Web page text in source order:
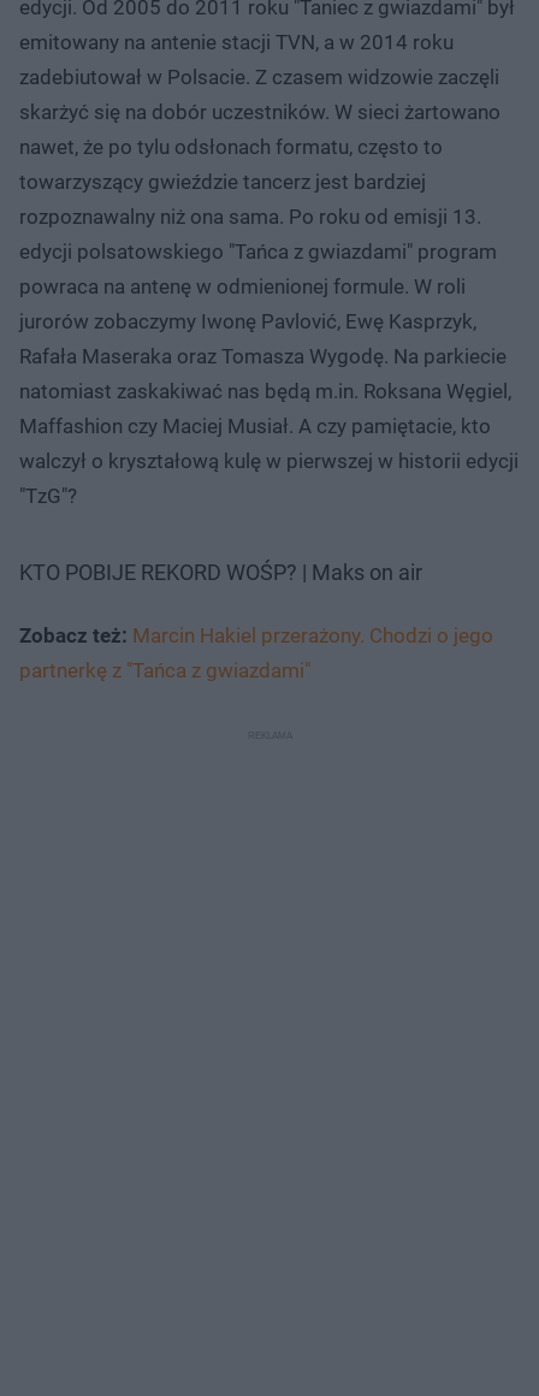
edycji. Od 2005 do 2011 roku "Taniec z gwiazdami" był
emitowany na antenie stacji TVN, a w 2014 roku
zadebiutował w Polsacie. Z czasem widzowie zaczęli
skarżyć się na dobór uczestników. W sieci żartowano
nawet, że po tylu odsłonach formatu, często to
towarzyszący gwieździe tancerz jest bardziej
rozpoznawalny niż ona sama. Po roku od emisji 13.
edycji polsatowskiego "Tańca z gwiazdami" program
powraca na antenę w odmienionej formule. W roli
jurorów zobaczymy Iwonę Pavlović, Ewę Kasprzyk,
Rafała Maseraka oraz Tomasza Wygodę. Na parkiecie
natomiast zaskakiwać nas będą m.in. Roksana Węgiel,
Maffashion czy Maciej Musiał. A czy pamiętacie, kto
walczył o kryształową kulę w pierwszej w historii edycji
"TzG"?
KTO POBIJE REKORD WOŚP? | Maks on air
Zobacz też: Marcin Hakiel przerażony. Chodzi o jego
partnerkę z "Tańca z gwiazdami"